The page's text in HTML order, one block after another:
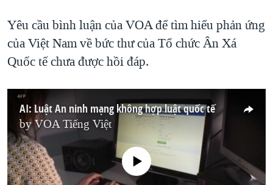
Yêu cầu bình luận của VOA để tìm hiểu phản ứng
của Việt Nam về bức thư của Tổ chức Ân Xá
Quốc tế chưa được hồi đáp.
AI: Luật An ninh mạng không hợp luật quốc tế
byVOA Tiếng Việt
No media source currently available